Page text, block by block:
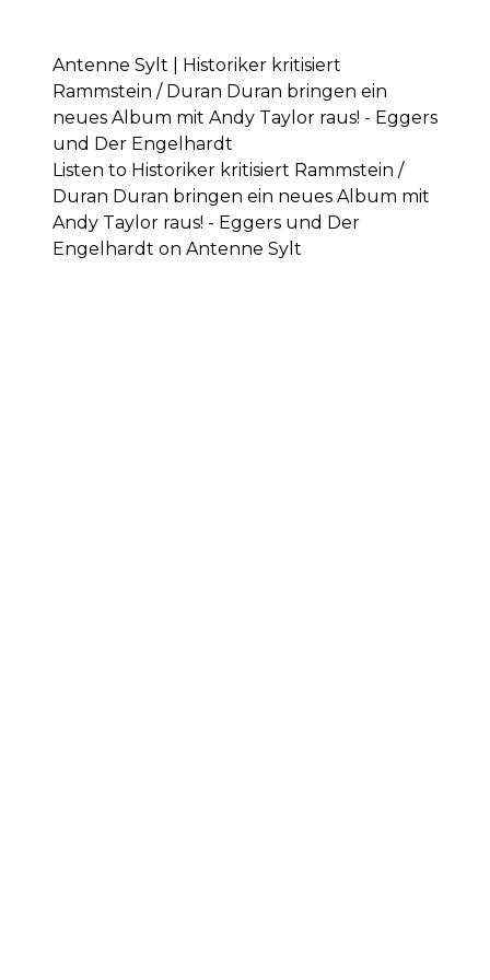
Antenne Sylt | Historiker kritisiert
Rammstein / Duran Duran bringen ein
neues Album mit Andy Taylor raus! - Eggers
und Der Engelhardt
Listen to Historiker kritisiert Rammstein /
Duran Duran bringen ein neues Album mit
Andy Taylor raus! - Eggers und Der
Engelhardt on Antenne Sylt